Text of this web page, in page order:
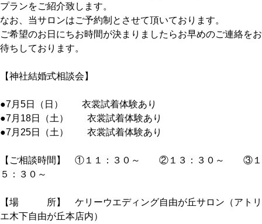
プランをご紹介致します。
なお、当サロンはご予約制とさせて頂いております。
ご希望のお日にちお時間が決まりましたらお早めのご連絡をお
待ちしております。
【神社結婚式相談会】
●7月5日（日） 衣裳試着体験あり
●7月18日（土） 衣裳試着体験あり
●7月25日（土） 衣裳試着体験あり
【ご相談時間】 ①１１：３０～ ②１３：３０～ ③１
５：３０～
【場 所】 ケリーウエディング自由が丘サロン（アトリ
エ木下自由が丘本店内）